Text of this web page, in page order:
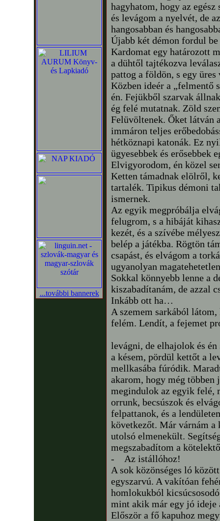
...további bannerek
hagyhatom, hogy az
és levágom a nyelvét, de
hangosabban és
Újabb két démon fordul
Kardomat egy határozott
a dühtől tajtékozva
pattog a földön, s egy
Közben ideér a „felmentő
én. Fejükből szarvak
ég felé mutatnak. Zöld
Felüvöltenek. Őket látván
immáron teljes
hétköznapi katonák. Ez
ügyesebbek és erősebbek
Elvigyorodom, én közel
Ketten támadnak elölről,
tartalék. Tipikus démoni
ismernek.
Az egyik megpróbálja
felugrom, s a hibáját
kezét, és a szívébe
belép a játékba. Rögtön
csapást, és elvágom a
ugyanolyan
Sokkal könnyebb lenne a
kiszabadítanám, de azzal
Inkább ott ha…
A szemem sarkából
felém. Lendít, a fejemet
levágni, de elhajolok és
a késem, pördül kettőt a
mellkasába fúródik.
akarom, hogy még többen
megindulok az egyik felé,
orrunk, becsúszok és
felpattanok, és a
következőt. Már várnám a
utolsó elmenekült.
megszabadítom a
- Az istállóhoz!
A sok közönséges ló
egyszarvú. A vakítóan
homlokukból
mint akik már egy jó ideje
Először a fő kapuhoz